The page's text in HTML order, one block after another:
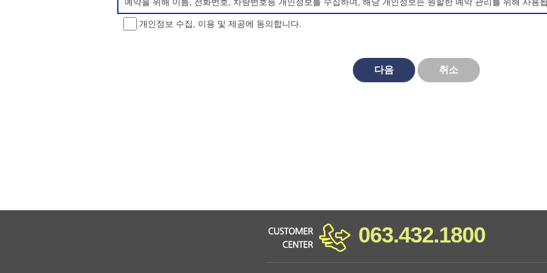
개인정보 처리방침 변경
개인정보 수집, 이용 및 제공에 동의합니다.
다음 취소
063.432.1800